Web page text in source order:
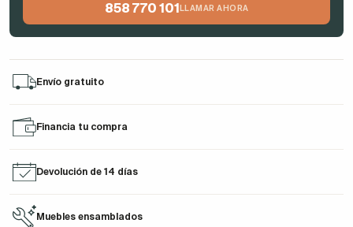
858 770 101 LLAMAR AHORA
Envío gratuito
Financia tu compra
Devolución de 14 días
Muebles ensamblados